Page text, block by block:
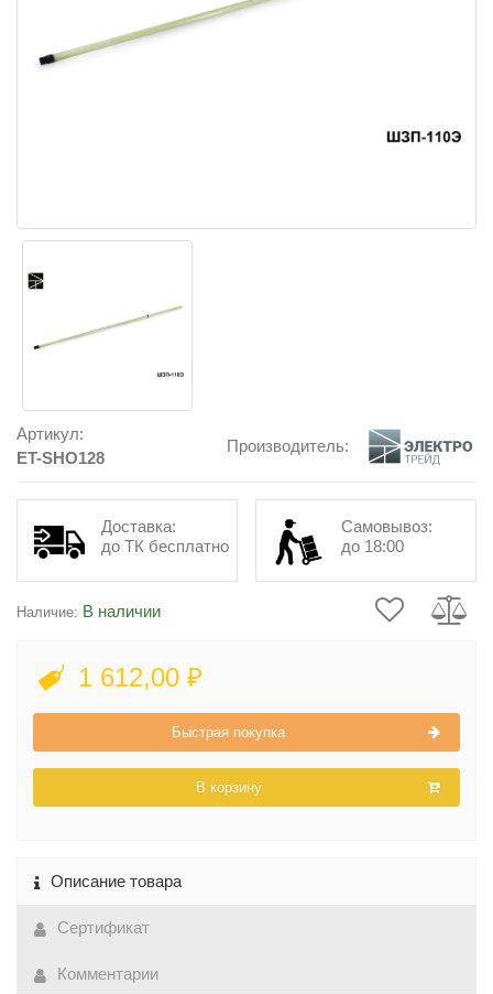
Артикул:
ET-SHO128
Производитель:
Доставка:
до ТК бесплатно
Самовывоз:
до 18:00
Наличие: В наличии
1 612,00 ₽
Быстрая покупка
В корзину
Описание товара
Сертификат
Комментарии